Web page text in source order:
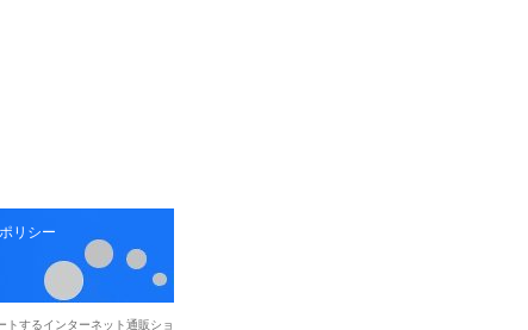
リシー
トするインターネット通販ショ